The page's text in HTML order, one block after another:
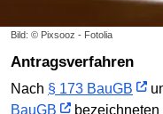
Bild: © Pixsooz - Fotolia
Antragsverfahren
Nach § 173 BauGB
BauGB